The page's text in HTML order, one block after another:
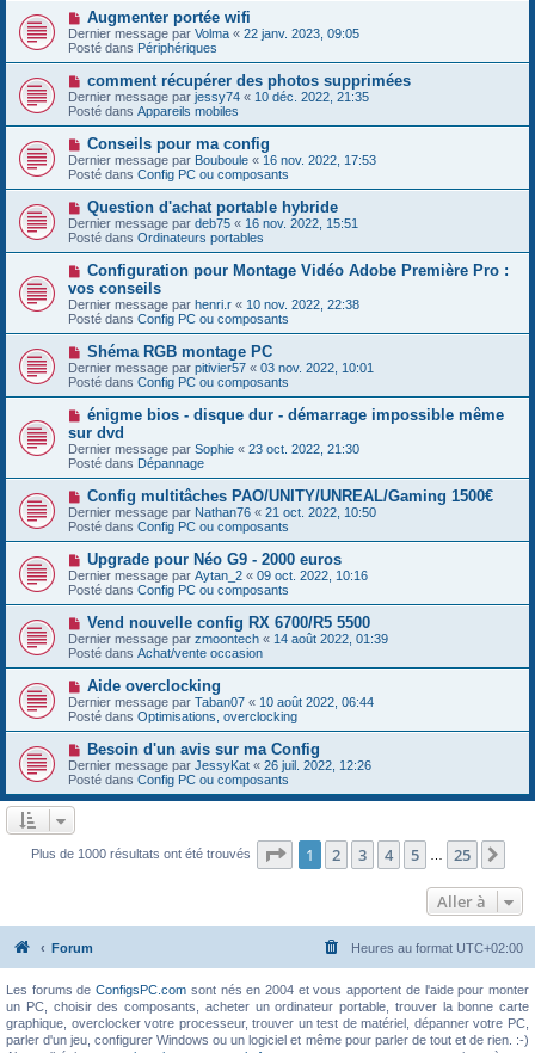
s
s
a
g
a
u
m
e
s
s
a
g
e
N
o
u
v
a
u
m
e
s
s
a
g
e
Augmenter portée wifi
Dernier message par Volma « 22 janv. 2023, 09:05
Posté dans Périphériques
N
o
u
v
a
u
m
e
s
s
a
g
e
comment récupérer des photos supprimées
Dernier message par jessy74 « 10 déc. 2022, 21:35
Posté dans Appareils mobiles
N
o
u
v
a
u
m
e
s
s
a
g
e
Conseils pour ma config
Dernier message par Bouboule « 16 nov. 2022, 17:53
Posté dans Config PC ou composants
N
o
u
v
a
u
m
e
s
s
a
g
e
Question d'achat portable hybride
Dernier message par deb75 « 16 nov. 2022, 15:51
Posté dans Ordinateurs portables
N
u
v
e
a
u
m
e
s
s
a
g
e
Configuration pour Montage Vidéo Adobe Première Pro :
vos conseils
Dernier message par henri.r « 10 nov. 2022, 22:38
Posté dans Config PC ou composants
N
o
u
v
a
u
m
e
s
s
g
e
Shéma RGB montage PC
Dernier message par pitivier57 « 03 nov. 2022, 10:01
Posté dans Config PC ou composants
N
u
v
e
a
u
m
e
s
s
g
e
énigme bios - disque dur - démarrage impossible même
sur dvd
Dernier message par Sophie « 23 oct. 2022, 21:30
Posté dans Dépannage
N
o
u
v
e
a
u
m
e
s
s
a
g
Config multitâches PAO/UNITY/UNREAL/Gaming 1500€
Dernier message par Nathan76 « 21 oct. 2022, 10:50
Posté dans Config PC ou composants
N
o
u
v
e
u
m
e
s
s
a
g
e
Upgrade pour Néo G9 - 2000 euros
Dernier message par Aytan_2 « 09 oct. 2022, 10:16
Posté dans Config PC ou composants
N
o
u
v
a
u
m
e
s
a
g
e
Vend nouvelle config RX 6700/R5 5500
Dernier message par zmoontech « 14 août 2022, 01:39
Posté dans Achat/vente occasion
N
o
u
v
e
a
u
m
e
g
Aide overclocking
Dernier message par Taban07 « 10 août 2022, 06:44
Posté dans Optimisations, overclocking
N
o
u
v
e
m
e
Besoin d'un avis sur ma Config
Dernier message par JessyKat « 26 juil. 2022, 12:26
Posté dans Config PC ou composants
Plus de 1000 résultats ont été trouvés Page 1sur25
1 2 3 4 5 25
Aller à
Forum Heures au format UTC+02:00
Les forums deConfigsPC.com sont nés en 2004 et vous apportent de l'aide pour monter
un PC, choisir des composants, acheter un ordinateur portable, trouver la bonne carte
graphique, overclocker votre processeur, trouver un test de matériel, dépanner votre PC,
parler d'un jeu, configurer Windows ou un logiciel et même pour parler de tout et de rien. :-)